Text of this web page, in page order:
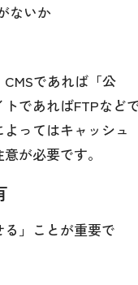
ないか
であれば「公
であればFTPなど
ってはキャッシュ
が必要です。
」ことが重要で